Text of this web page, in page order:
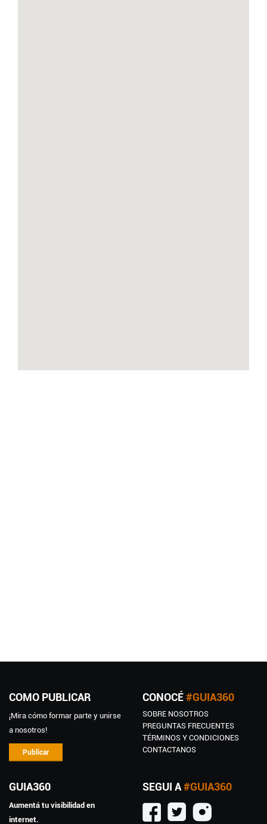
COMO PUBLICAR
¡Mira cómo formar parte y unirse
a nosotros!
Publicar
CONOCÉ#GUIA360
SOBRE NOSOTROS
PREGUNTAS FRECUENTES
TÉRMINOS Y CONDICIONES
CONTACTANOS
GUIA360
Aumentá tu visibilidad en
internet.
SEGUI A#GUIA360